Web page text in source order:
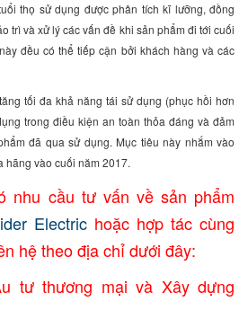
thọ sử dụng được phân tích kĩ lưỡng, đồng
trì và xử lý các vấn đề khi sản phẩm đi tới cuối
đều có thể tiếp cận bởi khách hàng và các
tối đa khả năng tái sử dụng (phục hồi hơn
trong điều kiện an toàn thỏa đáng và đảm
đã qua sử dụng. Mục tiêu này nhắm vào
hãng vào cuối năm 2017.
nhu cầu tư vấn về sản phẩm
Electric hoặc hợp tác cùng
hệ theo địa chỉ dưới đây:
tư thương mại và Xây dựng